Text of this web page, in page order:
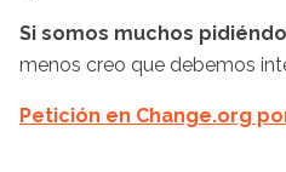
Si somos muchos
menos creo que debemos
Petición en Change.org